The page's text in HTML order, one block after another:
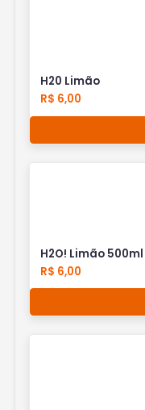
H20 Limão
R$ 6,00
H2O! Limão 500ml
R$ 6,00